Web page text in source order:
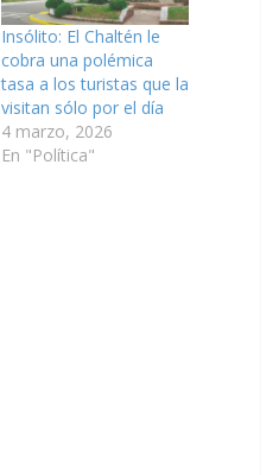
Insólito: El Chaltén le
cobra una polémica
tasa a los turistas que la
visitan sólo por el día
4 marzo, 2026
En "Política"